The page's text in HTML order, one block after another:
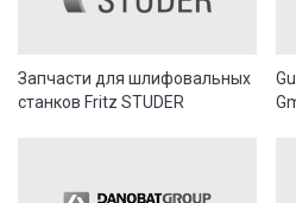
Запчасти для шлифовальных
станков Fritz STUDER